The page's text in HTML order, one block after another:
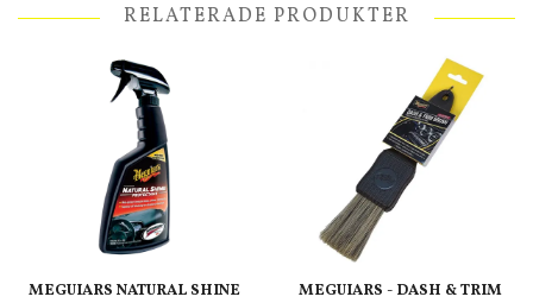
RELATERADE PRODUKTER
MEGUIARS NATURAL SHINE
MEGUIARS - DASH & TRIM